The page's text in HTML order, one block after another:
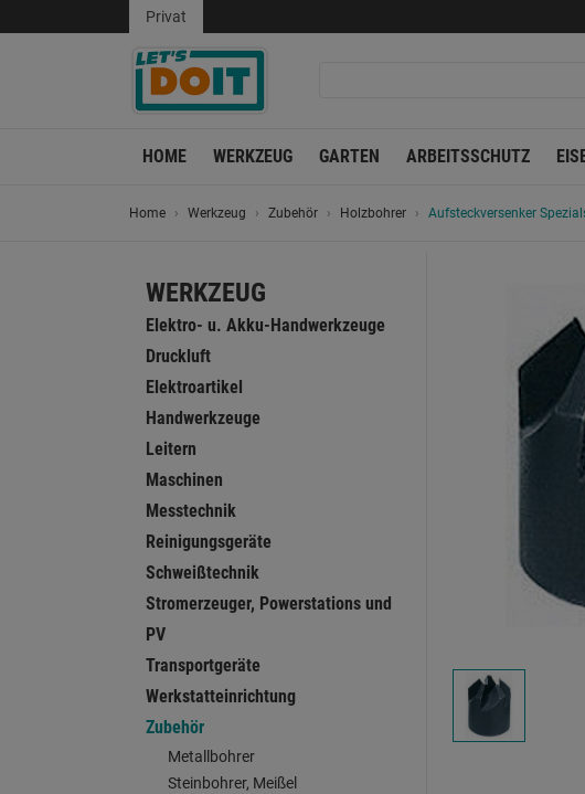
Privat
HOME WERKZEUG GARTEN ARBEITSSCHUTZ
Home Werkzeug Zubehör Holzbohrer Aufsteckversenker
WERKZEUG
Elektro- u. Akku-Handwerkzeuge
Druckluft
Elektroartikel
Handwerkzeuge
Leitern
Maschinen
Messtechnik
Reinigungsgeräte
Schweißtechnik
Stromerzeuger, Powerstations und
PV
Transportgeräte
Werkstatteinrichtung
Zubehör
Metallbohrer
Steinbohrer, Meißel